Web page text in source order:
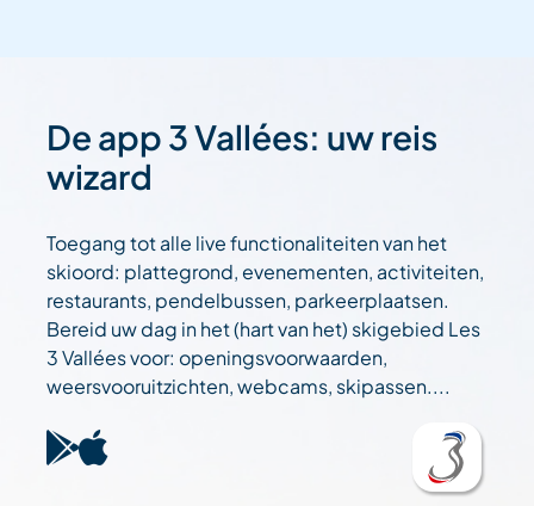
De app 3 Vallées: uw reis
wizard
Toegang tot alle live functionaliteiten van het
skioord: plattegrond, evenementen, activiteiten,
restaurants, pendelbussen, parkeerplaatsen.
Bereid uw dag in het (hart van het) skigebied Les
3 Vallées voor: openingsvoorwaarden,
weersvooruitzichten, webcams, skipassen....